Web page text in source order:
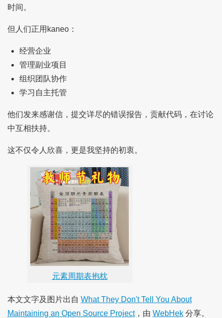
时间。
但人们正用kaneo：
经营企业
管理副业项目
组织团队协作
学习自主托管
他们发来感谢信，提交详尽的错误报告，贡献代码，在讨论
中互相扶持。
这不仅令人欣喜，更是我坚持的初衷。
元素周期表抱枕
本文文字及图片出自 What They Don't Tell You About
Maintaining an Open Source Project，由 WebHek分享。